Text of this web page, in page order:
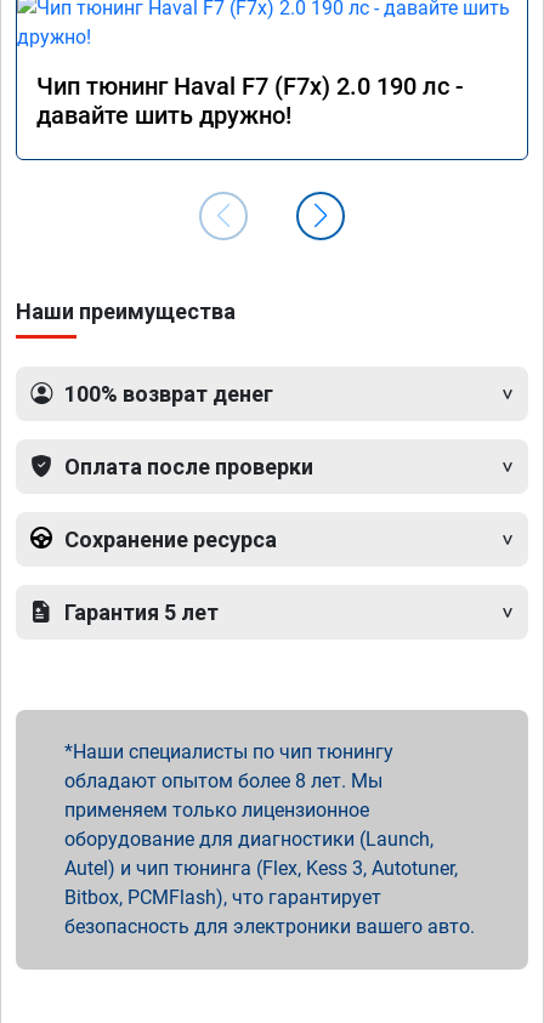
Чип тюнинг Haval F7 (F7x) 2.0 190 лс -
давайте шить дружно!
Наши преимущества
100% возврат денег
Оплата после проверки
Сохранение ресурса
Гарантия 5 лет
Наши специалисты по чип тюнингу
обладают опытом более 8 лет. Мы
применяем только лицензионное
оборудование для диагностики (Launch,
Autel) и чип тюнинга (Flex, Kess 3, Autotuner,
Bitbox, PCMFlash), что гарантирует
безопасность для электроники вашего авто.